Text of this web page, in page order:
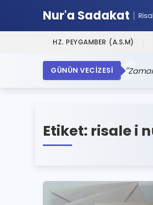
Nur'a Sadakat
HZ. PEYGAMBER (A.S.M)
GÜNÜN VECİZESİ
Etiket: risale i